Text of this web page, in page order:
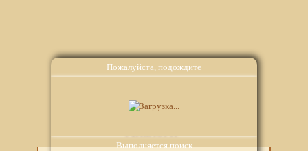
Пожалуйста, подождите
Выполняется поиск